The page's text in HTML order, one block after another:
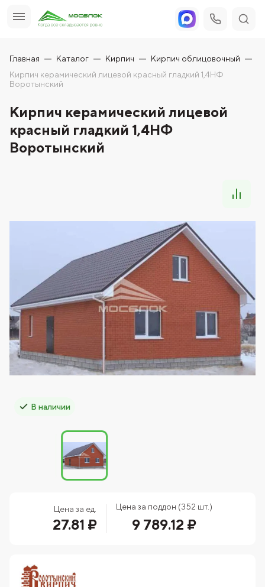
Главная Каталог Кирпич
Кирпич облицовочный
Кирпич керамический лицевой красный гладкий 1,4НФ
Воротынский
Кирпич керамический лицевой
красный гладкий 1,4НФ
Воротынский
В наличии
Цена за ед.
27.81 ₽
Цена за поддон (352 шт.)
9 789.12 ₽